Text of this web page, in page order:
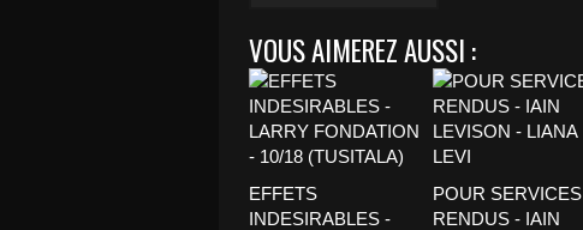
VOUS AIMEREZ AUSSI :
EFFETS
INDESIRABLES -
POUR SERVICES
RENDUS - IAIN